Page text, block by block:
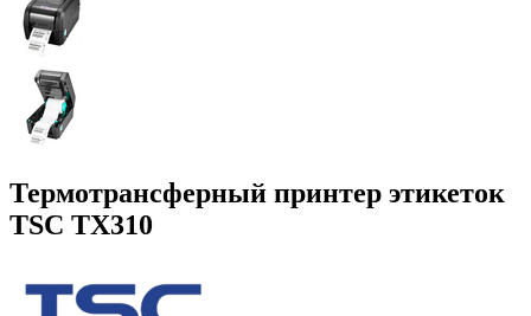
Термотрансферный принтер этикеток
TSC TX310